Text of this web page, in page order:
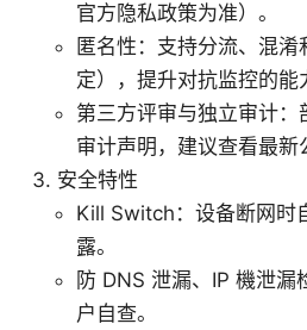
官方隐私政策为准）。
匿名性：支持分流、混
定），提升对抗监控的能
第三方评审与独立审计
审计声明，建议查看最新
安全特性
Kill Switch：设备断网时
露。
防 DNS 泄漏、IP 機泄漏
户自查。